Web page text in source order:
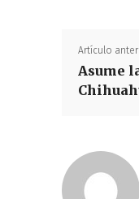
Artículo
Asume